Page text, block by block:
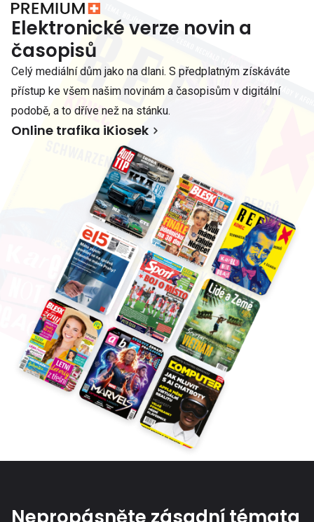
Elektronické verze novin a
časopisů
Celý mediální dům jako na dlani. S předplatným získáváte
přístup ke všem našim novinám a časopisům v digitální
podobě, a to dříve než na stánku.
Online trafika iKiosek